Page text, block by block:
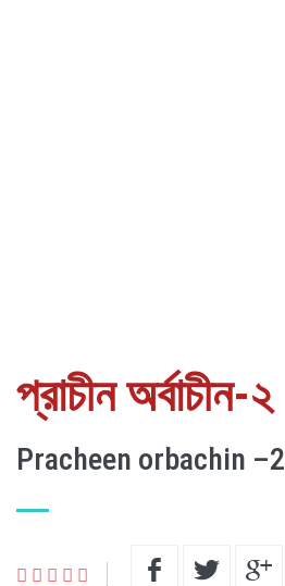
প্রাচীন অর্বাচীন-২
Pracheen orbachin –2